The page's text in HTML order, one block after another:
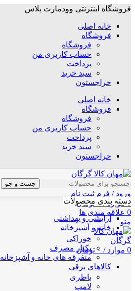
فروشگاه اینترنتی وودمارت پلاس
خانه اصلی
فروشگاه
فروشگاه
حساب کاربری من
پرداخت
سبد خرید
حراجستون
خانه اصلی
فروشگاه
فروشگاه
حساب کاربری من
پرداخت
سبد خرید
حراجستون
جست و جو
ورود / فرم ثبت نام
0 موارد / ۰ تومان
0 علاقه مندی ها
منو
0 موارد / ۰ تومان
دسته بندی محصولات
آرایشی و بهداشتی
خانه و آشپزخانه
خوراکی
یکبار مصرف
متفرقه های خانه و آشپزخانه
کالاهای برقی
باطری
لامپ